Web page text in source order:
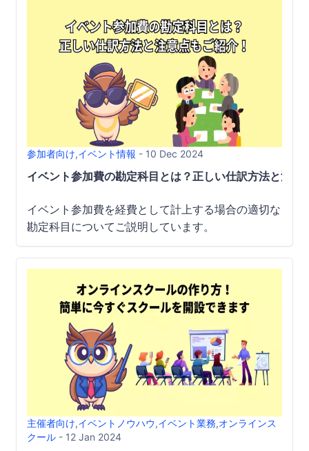
参加者向け,イベント情報 - 10 Dec 2024
イベント参加費の勘定科目とは？正しい仕訳方法と注意
イベント参加費を経費として計上する場合の適切な
勘定科目についてご説明しています。
主催者向け,イベントノウハウ,イベント業務,オンラインス
クール - 12 Jan 2024